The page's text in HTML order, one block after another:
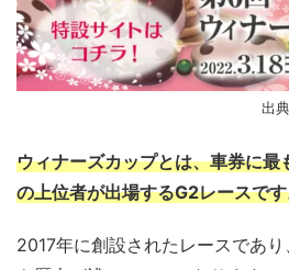
出典
ウィナーズカップとは、車券に最
の上位者が出場するG2レースで
2017年に創設されたレースであ